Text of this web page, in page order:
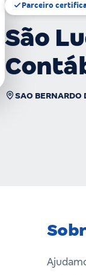
Parceiro
São
SAO BERNARDO